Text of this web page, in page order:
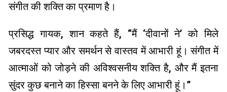
संगीत की शक्ति का प्रमाण है।
प्रसिद्ध गायक, शान कहते हैं, “मैं ‘दीवानों ने’ को मिले
जबरदस्त प्यार और समर्थन से वास्तव में आभारी हूं। संगीत में
आत्माओं को जोड़ने की अविश्वसनीय शक्ति है, और मैं इतना
सुंदर कुछ बनाने का हिस्सा बनने के लिए आभारी हूं।”